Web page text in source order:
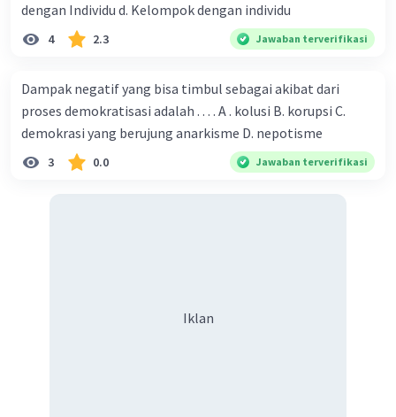
Peningkatan Investasi Asing Langsung (FDI):
Sebuah perusahaan multinasional
berinvestasi dalam membangun pabrik di
negara B.
Dampak Positif:Investasi asing langsung
membawa teknologi, modal, dan
dengan Individu d. Kelompok dengan individu
4 2.3 Jawaban terverifikasi
Dampak negatif yang bisa timbul sebagai akibat dari
proses demokratisasi adalah . . . . A . kolusi B. korupsi C.
demokrasi yang berujung anarkisme D. nepotisme
3 0.0 Jawaban terverifikasi
Iklan